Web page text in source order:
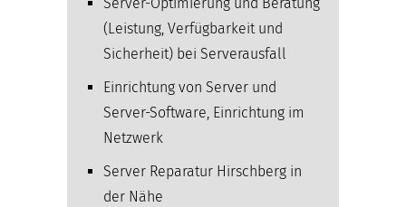
(Leistung, Verfügbarkeit und
Sicherheit) bei Serverausfall
Einrichtung von Server und
Server-Software, Einrichtung im
Netzwerk
Server Reparatur Hirschberg in
der Nähe